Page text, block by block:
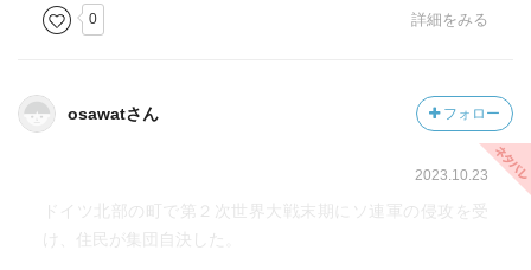
0 詳細をみる
osawatさん フォロー
2023.10.23
ドイツ北部の町で第２次世界大戦末期にソ連軍の侵攻を受
け、住民が集団自決した。